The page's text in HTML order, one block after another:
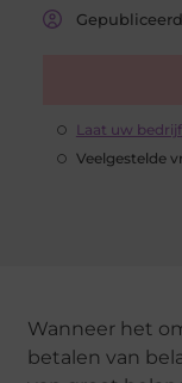
Laat uw
Veelgestelde
Wanneer het
betalen van